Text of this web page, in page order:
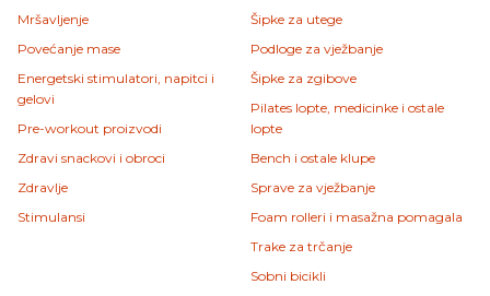
Mršavljenje
Povećanje mase
Energetski stimulatori, napitci i
gelovi
Pre-workout proizvodi
Zdravi snackovi i obroci
Zdravlje
Stimulansi
Šipke za utege
Podloge za vježbanje
Šipke za zgibove
Pilates lopte, medicinke i ostale
lopte
Bench i ostale klupe
Sprave za vježbanje
Foam rolleri i masažna pomagala
Trake za trčanje
Sobni bicikli